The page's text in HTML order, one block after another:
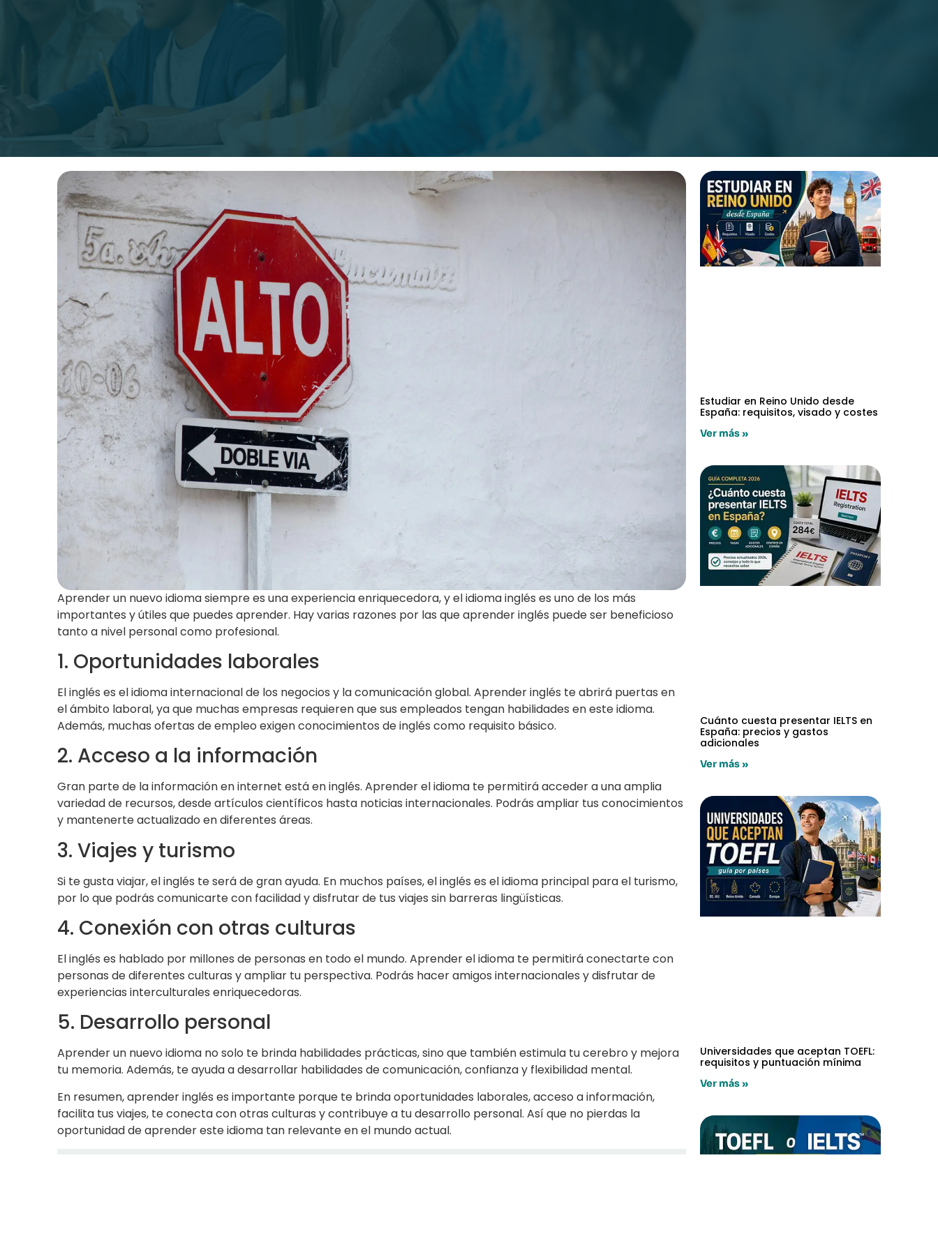
Estudiar en Reino Unido desde
España: requisitos, visado y costes
Ver más »
Cuánto cuesta presentar IELTS en
España: precios y gastos
adicionales
Ver más »
Universidades que aceptan TOEFL:
requisitos y puntuación mínima
Ver más »
Aprender un nuevo idioma siempre es una experiencia enriquecedora, y el idioma inglés es uno de los más
importantes y útiles que puedes aprender. Hay varias razones por las que aprender inglés puede ser beneficioso
tanto a nivel personal como profesional.
1. Oportunidades laborales
El inglés es el idioma internacional de los negocios y la comunicación global. Aprender inglés te abrirá puertas en
el ámbito laboral, ya que muchas empresas requieren que sus empleados tengan habilidades en este idioma.
Además, muchas ofertas de empleo exigen conocimientos de inglés como requisito básico.
2. Acceso a la información
Gran parte de la información en internet está en inglés. Aprender el idioma te permitirá acceder a una amplia
variedad de recursos, desde artículos científicos hasta noticias internacionales. Podrás ampliar tus conocimientos
y mantenerte actualizado en diferentes áreas.
3. Viajes y turismo
Si te gusta viajar, el inglés te será de gran ayuda. En muchos países, el inglés es el idioma principal para el turismo,
por lo que podrás comunicarte con facilidad y disfrutar de tus viajes sin barreras lingüísticas.
4. Conexión con otras culturas
El inglés es hablado por millones de personas en todo el mundo. Aprender el idioma te permitirá conectarte con
personas de diferentes culturas y ampliar tu perspectiva. Podrás hacer amigos internacionales y disfrutar de
experiencias interculturales enriquecedoras.
5. Desarrollo personal
Aprender un nuevo idioma no solo te brinda habilidades prácticas, sino que también estimula tu cerebro y mejora
tu memoria. Además, te ayuda a desarrollar habilidades de comunicación, confianza y flexibilidad mental.
En resumen, aprender inglés es importante porque te brinda oportunidades laborales, acceso a información,
facilita tus viajes, te conecta con otras culturas y contribuye a tu desarrollo personal. Así que no pierdas la
oportunidad de aprender este idioma tan relevante en el mundo actual.